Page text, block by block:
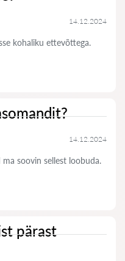
14.12.2024
kohaliku ettevõttega.
14.12.2024
soovin sellest loobuda.
pärast